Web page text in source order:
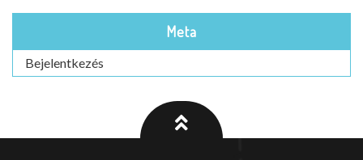
Meta
Bejelentkezés